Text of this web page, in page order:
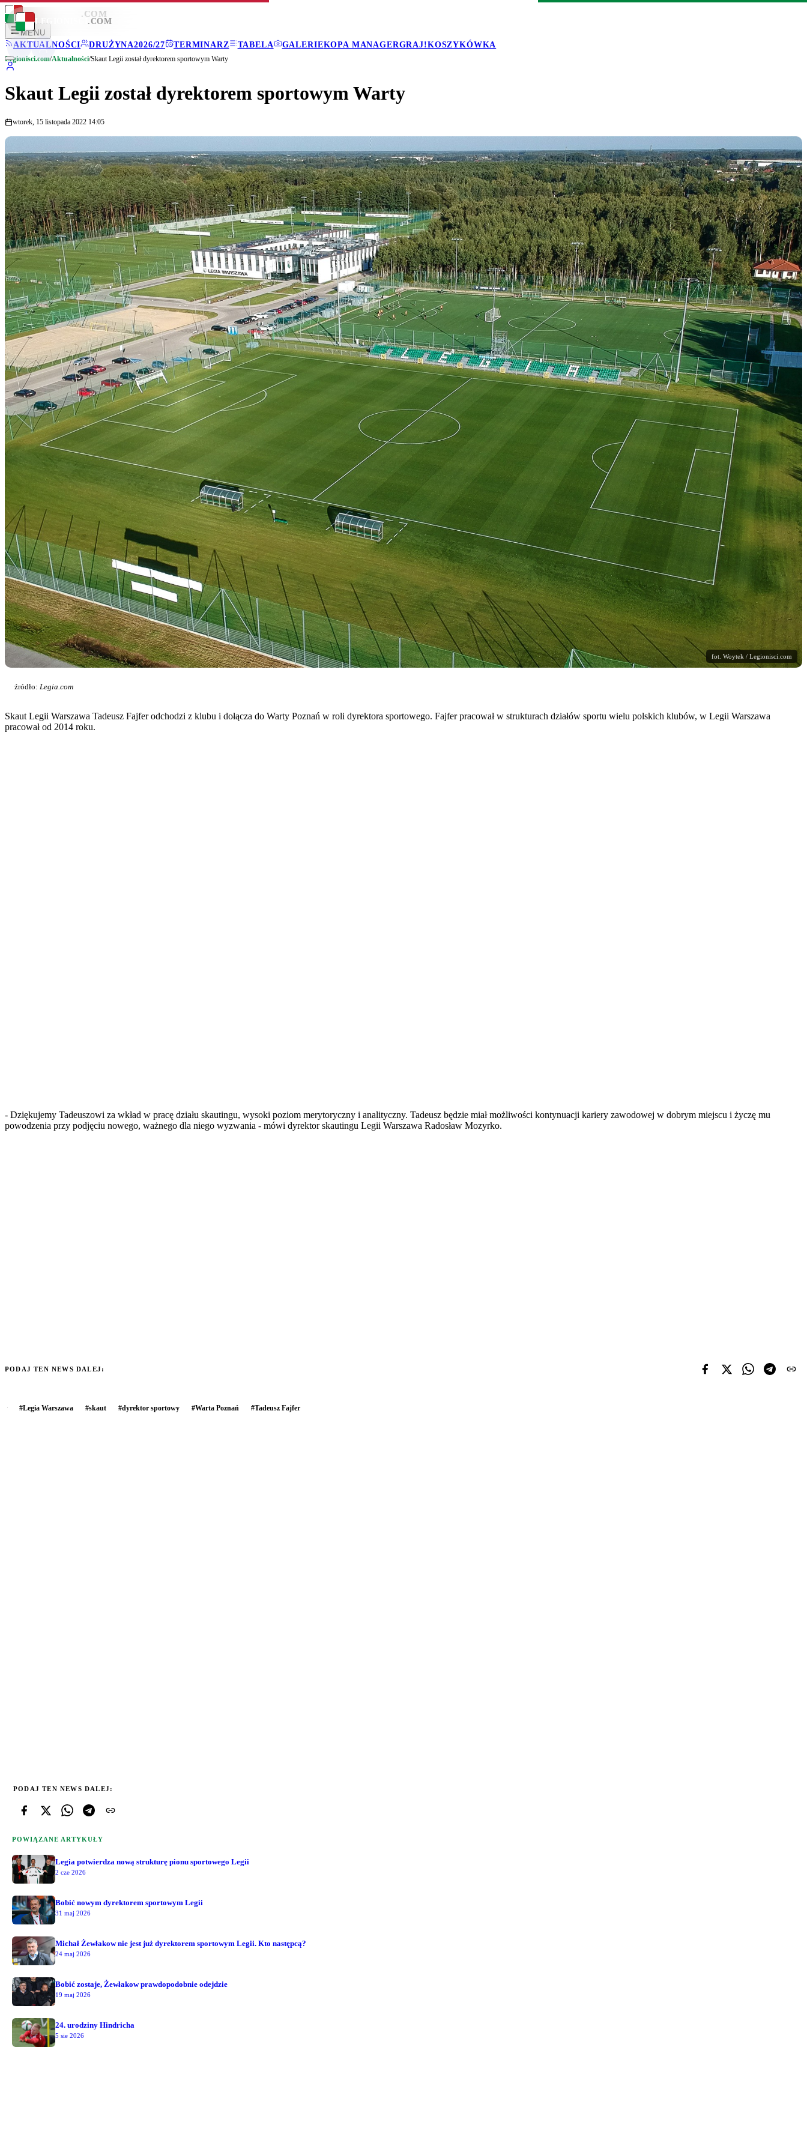
LEGIONISCI .COM
MENU
AKTUALNOŚCI
DRUŻYNA2026/27 TERMINARZ TABELA GALERIEKOPA MANAGERGRAJ!KOSZYKÓWKA
LEGIONISCI .COM
Legionisci.com/Aktualności/Skaut Legii został dyrektorem sportowym Warty
Skaut Legii został dyrektorem sportowym Warty
wtorek, 15 listopada 2022 14:05
fot. Woytek / Legionisci.com
źródło: Legia.com
Skaut Legii Warszawa Tadeusz Fajfer odchodzi z klubu i dołącza do Warty Poznań w roli dyrektora sportowego. Fajfer pracował w strukturach działów sportu wielu polskich klubów, w Legii Warszawa
pracował od 2014 roku.
- Dziękujemy Tadeuszowi za wkład w pracę działu skautingu, wysoki poziom merytoryczny i analityczny. Tadeusz będzie miał możliwości kontynuacji kariery zawodowej w dobrym miejscu i życzę mu
powodzenia przy podjęciu nowego, ważnego dla niego wyzwania - mówi dyrektor skautingu Legii Warszawa Radosław Mozyrko.
PODAJ TEN NEWS DALEJ:
#Legia Warszawa #skaut #dyrektor sportowy #Warta Poznań #Tadeusz Fajfer
PODAJ TEN NEWS DALEJ:
POWIĄZANE ARTYKUŁY
Legia potwierdza nową strukturę pionu sportowego Legii
2 cze 2026
Bobić nowym dyrektorem sportowym Legii
31 maj 2026
Michał Żewłakow nie jest już dyrektorem sportowym Legii. Kto następcą?
24 maj 2026
Bobić zostaje, Żewłakow prawdopodobnie odejdzie
19 maj 2026
24. urodziny Hindricha
5 sie 2026